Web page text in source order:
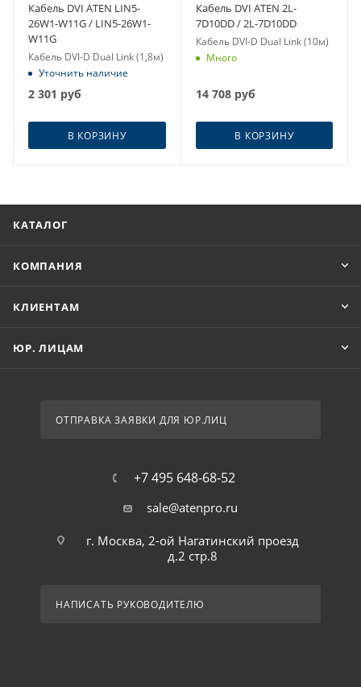
Кабель DVI ATEN LIN5-
26W1-W11G / LIN5-26W1-
W11G
Кабель DVI-D Dual Link (1,8м)
Уточнить наличие
2 301 руб
В КОРЗИНУ
Кабель DVI ATEN 2L-
7D10DD / 2L-7D10DD
Кабель DVI-D Dual Link (10м)
Много
14 708руб
В КОРЗИНУ
КАТАЛОГ
КОМПАНИЯ
КЛИЕНТАМ
ЮР. ЛИЦАМ
ОТПРАВКА ЗАЯВКИ ДЛЯ ЮР.ЛИЦ
+7 495 648-68-52
sale@atenpro.ru
г. Москва, 2-ой Нагатинский проезд
д.2 стр.8
НАПИСАТЬ РУКОВОДИТЕЛЮ